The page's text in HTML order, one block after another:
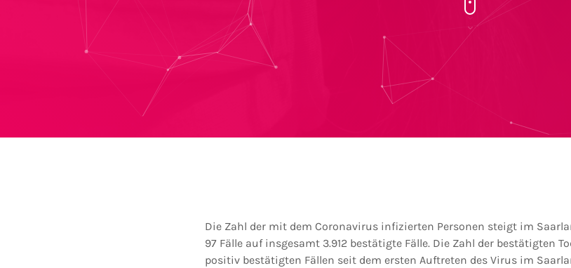
Die Zahl der mit dem Coronavirus infizierten Personen steigt im
97 Fälle auf insgesamt 3.912 bestätigte Fälle. Die Zahl der bestätigten
positiv bestätigten Fällen seit dem ersten Auftreten des Virus im